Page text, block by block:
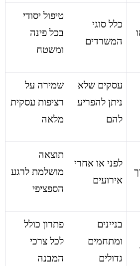
כלל סוגי
המשרדים
טיפול יסודי
בכל פינה
ומשטח
עסקים שלא
ניתן להפריע
להם
שמירה על
רציפות עסקית
מלאה
לפני או אחרי
אירועים
תוצאה
מושלמת לרגע
הספציפי
בניינים
ומתחמים
גדולים
פתרון כולל
לכל צרכי
המבנה